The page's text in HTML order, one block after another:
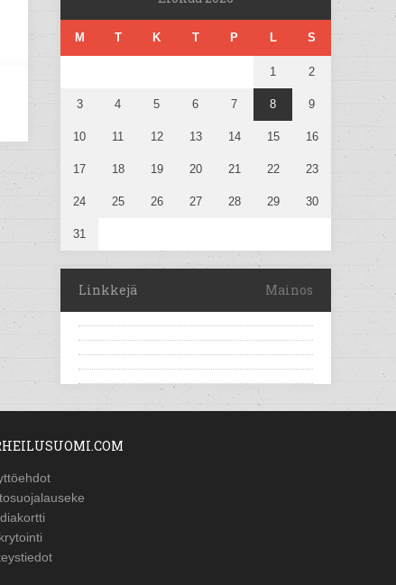
M T K T P L S
1 2
3 4 5 6 7 8 9
10 11 12 13 14 15 16
17 18 19 20 21 22 23
24 25 26 27 28 29 30
31
Linkkejä Mainos